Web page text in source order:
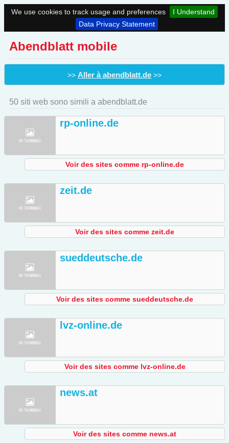
We use cookies to track usage and preferences
I Understand
Data Privacy Statement
Abendblatt mobile
>> Aller à abendblatt.de >>
50 siti web sono simili a abendblatt.de
rp-online.de
Voir des sites comme rp-online.de
zeit.de
Voir des sites comme zeit.de
sueddeutsche.de
Voir des sites comme sueddeutsche.de
lvz-online.de
Voir des sites comme lvz-online.de
news.at
Voir des sites comme news.at